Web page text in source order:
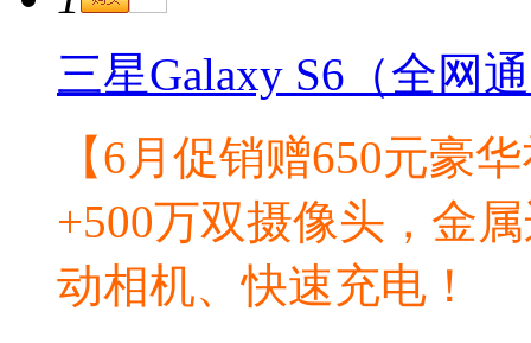
三星Galaxy S6（全网
【6月促销赠650元豪
+500万双摄像头，金
动相机、快速充电！